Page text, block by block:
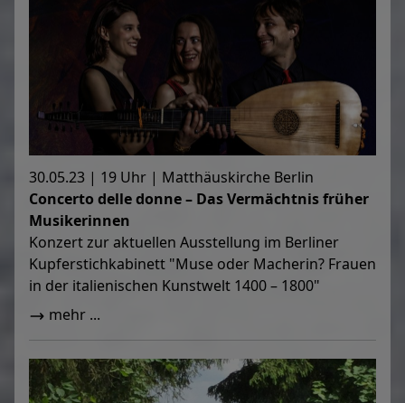
30.05.23 | 19 Uhr | Matthäuskirche Berlin
Concerto delle donne – Das Vermächtnis früher
Musikerinnen
Konzert zur aktuellen Ausstellung im Berliner
Kupferstichkabinett "Muse oder Macherin? Frauen
in der italienischen Kunstwelt 1400 – 1800"
mehr ...